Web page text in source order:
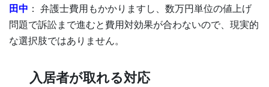
田中 ： 弁護士費用もかかりますし、数万円単位の値上げ
問題で訴訟まで進むと費用対効果が合わないので、現実的
な選択肢ではありません。
入居者が取れる対応